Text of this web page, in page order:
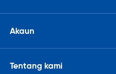
Akaun
Tentang kami